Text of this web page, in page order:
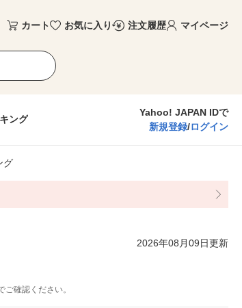
カート お気に入り 注文履歴 マイページ
ング
Yahoo! JAPAN IDで
新規登録/ログイン
グ
2026年08月09日更新
確認ください。